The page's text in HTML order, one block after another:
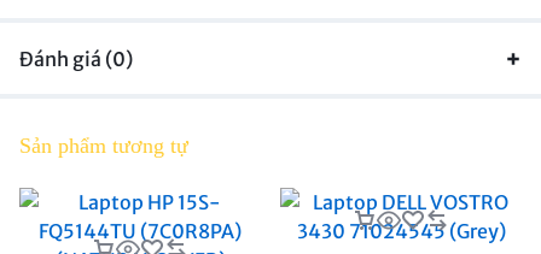
Đánh giá (0)
Sản phẩm tương tự